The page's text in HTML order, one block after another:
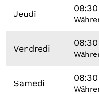
Jeudi
Vendredi
Samedi